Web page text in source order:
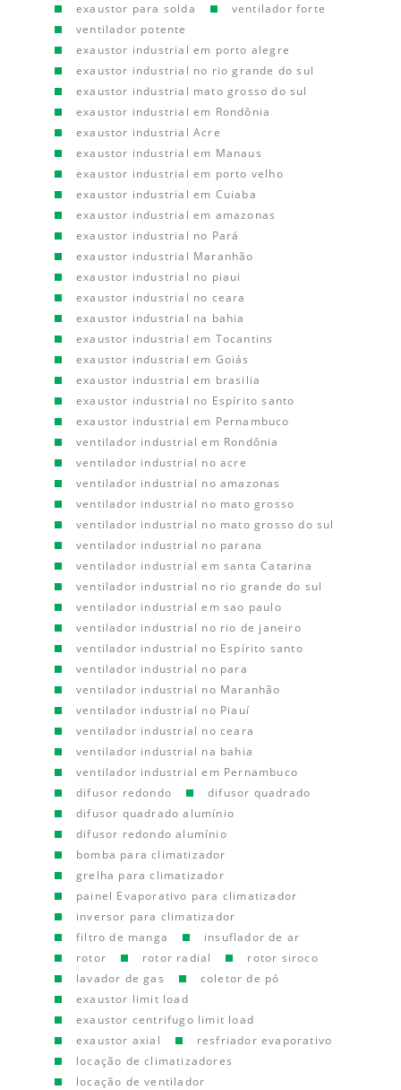
exaustor para solda
ventilador forte
ventilador potente
exaustor industrial em porto alegre
exaustor industrial no rio grande do sul
exaustor industrial mato grosso do sul
exaustor industrial em Rondônia
exaustor industrial Acre
exaustor industrial em Manaus
exaustor industrial em porto velho
exaustor industrial em Cuiaba
exaustor industrial em amazonas
exaustor industrial no Pará
exaustor industrial Maranhão
exaustor industrial no piaui
exaustor industrial no ceara
exaustor industrial na bahia
exaustor industrial em Tocantins
exaustor industrial em Goiás
exaustor industrial em brasilia
exaustor industrial no Espírito santo
exaustor industrial em Pernambuco
ventilador industrial em Rondônia
ventilador industrial no acre
ventilador industrial no amazonas
ventilador industrial no mato grosso
ventilador industrial no mato grosso do sul
ventilador industrial no parana
ventilador industrial em santa Catarina
ventilador industrial no rio grande do sul
ventilador industrial em sao paulo
ventilador industrial no rio de janeiro
ventilador industrial no Espírito santo
ventilador industrial no para
ventilador industrial no Maranhão
ventilador industrial no Piauí
ventilador industrial no ceara
ventilador industrial na bahia
ventilador industrial em Pernambuco
difusor redondo
difusor quadrado
difusor quadrado alumínio
difusor redondo alumínio
bomba para climatizador
grelha para climatizador
painel Evaporativo para climatizador
inversor para climatizador
filtro de manga
insuflador de ar
rotor
rotor radial
rotor siroco
lavador de gas
coletor de pó
exaustor limit load
exaustor centrifugo limit load
exaustor axial
resfriador evaporativo
locação de climatizadores
locação de ventilador